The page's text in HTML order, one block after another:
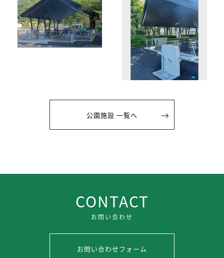
公園施設 一覧へ
CONTACT
お問い合わせ
お問い合わせフォーム